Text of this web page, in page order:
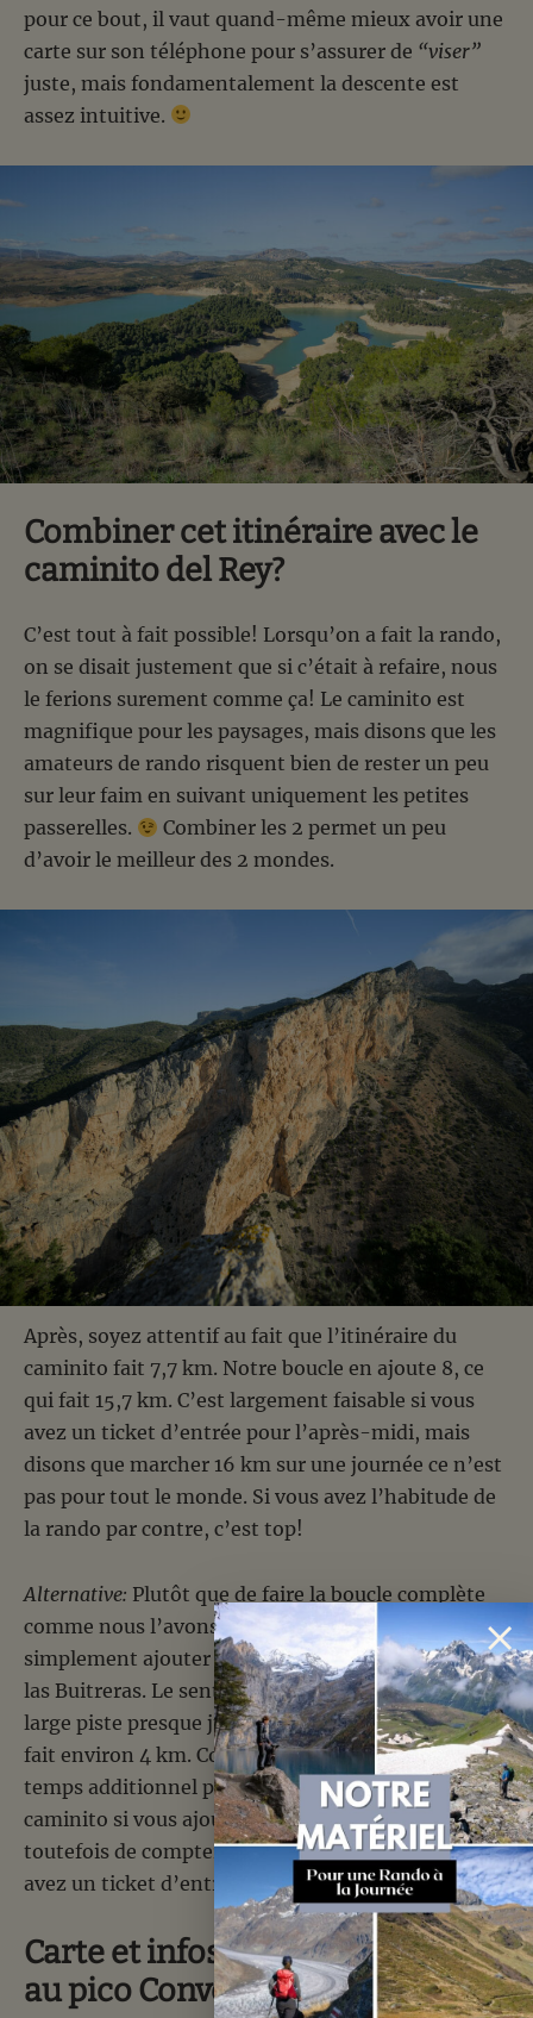
pour ce bout, il vaut quand-même mieux avoir une
carte sur son téléphone pour s’assurer de “viser”
juste, mais fondamentalement la descente est
assez intuitive.
Combiner cet itinéraire avec le
caminito del Rey?
C’est tout à fait possible! Lorsqu’on a fait la rando,
on se disait justement que si c’était à refaire, nous
le ferions surement comme ça! Le caminito est
magnifique pour les paysages, mais disons que les
amateurs de rando risquent bien de rester un peu
sur leur faim en suivant uniquement les petites
passerelles.
Combiner les 2 permet un peu
d’avoir le meilleur des 2 mondes.
Après, soyez attentif au fait que l’itinéraire du
caminito fait 7,7 km. Notre boucle en ajoute 8, ce
qui fait 15,7 km. C’est largement faisable si vous
avez un ticket d’entrée pour l’après-midi, mais
disons que marcher 16 km sur une journée ce n’est
pas pour tout le monde. Si vous avez l’habitude de
la rando par contre, c’est top!
Alternative: Plutôt que de faire la boucle complète
comme nous l’avons fait, vous pouvez aussi
simplement ajouter un aller-retour au mirador de
las Buitreras. Le sentier pour y accéder est une
large piste presque jusqu’au bout et l’aller retour
fait environ 4 km. Comptez environ 1h30-2h de
temps additionnel pour arriver au départ du
caminito si vous ajoutez ce crochet. Attention
toutefois de compter large niveau timing si vous
avez un ticket d’entrée au caminito après…
Carte et infos de la randonnée
au pico Convento